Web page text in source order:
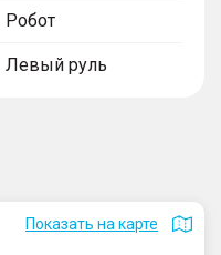
Робот
Левый руль
Показать на карте